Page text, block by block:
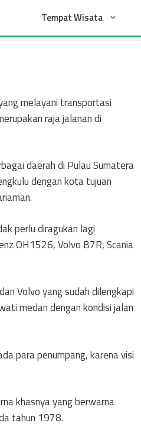
Tempat Wisata
melayani transportasi
raja jalanan di
daerah di Pulau Sumatera
dengan kota tujuan
perlu diragukan lagi
OH1526, Volvo B7R, Scania
Volvo yang sudah dilengkapi
medan dengan kondisi jalan
para penumpang, karena visi
khasnya yang berwarna
tahun 1978.